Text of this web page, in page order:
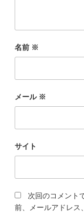
名前 ※
メール ※
サイト
次回のコメント
前、メールアドレス